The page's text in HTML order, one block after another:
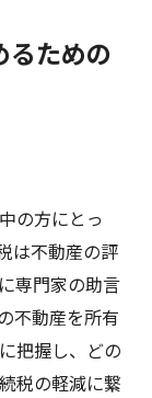
の方にとっ
は不動産の評
専門家の助言
不動産を所有
把握し、どの
税の軽減に繋